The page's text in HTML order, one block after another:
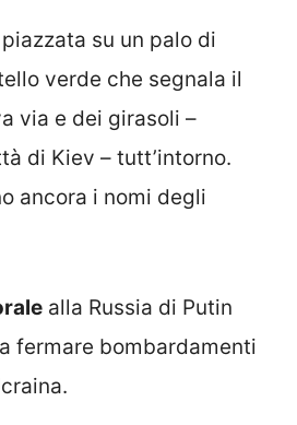
su un palo di
verde che segnala il
via e dei girasoli –
di Kiev – tutt’intorno.
ancora i nomi degli
alla Russia di Putin
fermare bombardamenti